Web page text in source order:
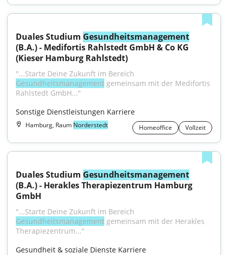
Duales Studium Gesundheitsmanagement
(B.A.) - Medifortis Rahlstedt GmbH & Co KG
(Kieser Hamburg Rahlstedt)
Gesundheitsmanagement gemeinsam mit der Medifortis
Rahlstedt GmbH..."
Sonstige Dienstleistungen Karriere
Hamburg, Raum Norderstedt Homeoffice Vollzeit
Duales Studium Gesundheitsmanagement
(B.A.) - Herakles Therapiezentrum Hamburg
GmbH
Gesundheitsmanagement gemeinsam mit der Herakles
Therapiezentrum..."
Gesundheit & soziale Dienste Karriere